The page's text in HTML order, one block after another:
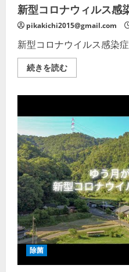
YouTube
の
詳
を
ご
覧
く
消
臭
｜
オ
ゾ
ン
発
生
サ
テ
シ
ス
テ
ム
の
詳
細
を
ご
覧
く
だ
さ
い
新型コロナウィルス感
pikakichi2015@gmail.com
新型コロナウイルス感染
続きを読む新
型
ィ
ル
ス
感
染
症
｢メ
カ
ニ
ズ
ム｣
の
詳
細
を
ご
覧
だ
除菌